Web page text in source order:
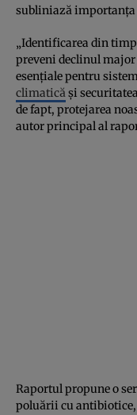
subliniază
„Identificarea din
preveni declinul
esențiale pentru
climaticăși
de fapt, protejarea
autor principal al
Raportul propune o
poluării cu